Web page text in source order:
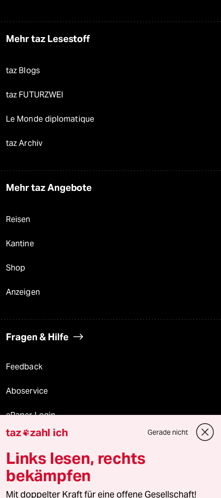
Mehr taz Lesestoff
taz Blogs
taz FUTURZWEI
Le Monde diplomatique
taz Archiv
Mehr taz Angebote
Reisen
Kantine
Shop
Anzeigen
Fragen & Hilfe
Feedback
Aboservice
ePaper Login
Downloads für Abonnierende
© 2026 taz Verlags und Vertriebs GmbH
Alle Rechte vorbehalten. Bei rechtlichen Fragen oder für Genehmigungen
taz zahl ich Gerade nicht
Links lesen, rechts
bekämpfen
Mit doppelter Kraft für eine offene Gesellschaft!